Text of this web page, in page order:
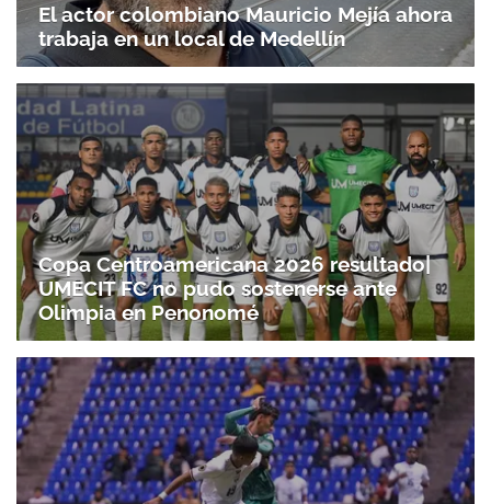
El actor colombiano Mauricio Mejía ahora
trabaja en un local de Medellín
Copa Centroamericana 2026 resultado|
UMECIT FC no pudo sostenerse ante
Olimpia en Penonomé